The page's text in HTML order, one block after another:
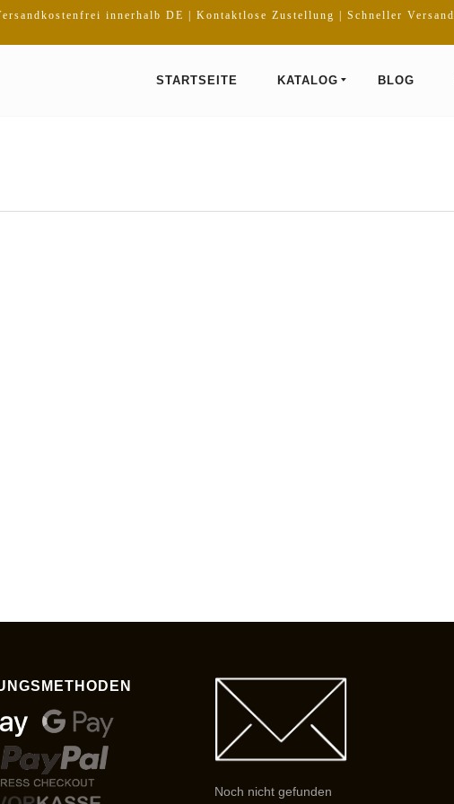
innerhalb DE | Kontaktlose Zustellung | Schneller Versand
STARTSEITE
KATALOG BLOG
Noch nicht gefunden